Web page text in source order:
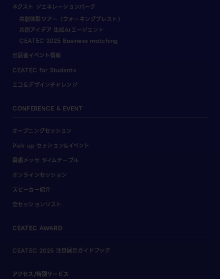
ネクスト ジェネレーションパーク
共創体験ツアー（ウォーキングブレスト）
共創アイデア 生成AIエージェント
CEATEC 2025 Business matching
出展者イベント情報
CEATEC for Students
エコ＆デザインチャレンジ
CONFERENCE & EVENT
オープニングセッション
Pick up セッション&イベント
幕張メッセ タイムテーブル
オンラインセッション
スピーカー紹介
全セッションリスト
CEATEC AWARD
CEATEC 2025 注目展示ガイドブック
アクセス/特別サービス